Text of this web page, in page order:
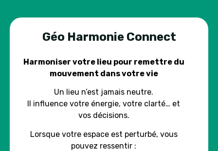
Géo Harmonie Connect
Harmoniser votre lieu pour remettre du
mouvement dans votre vie
Un lieu n’est jamais neutre.
Il influence votre énergie, votre clarté… et
vos décisions.
Lorsque votre espace est perturbé, vous
pouvez ressentir :